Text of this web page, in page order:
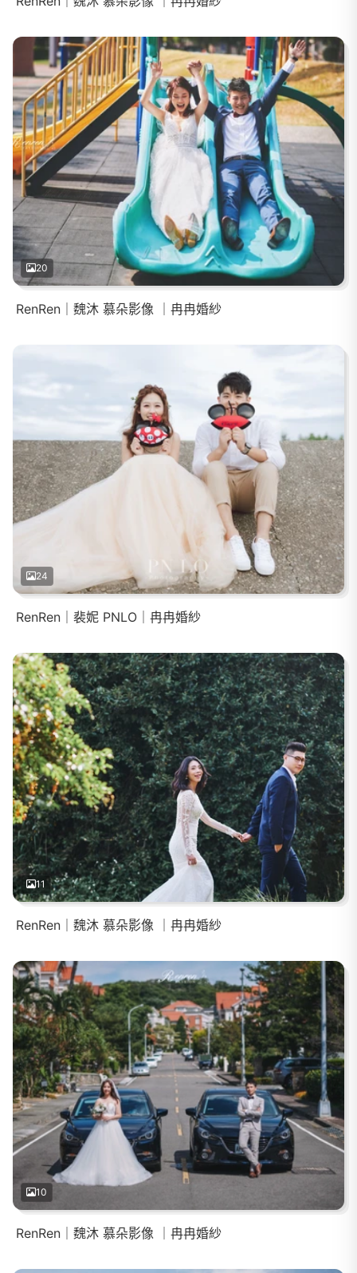
20
RenRen｜魏沐 慕朵影像 ｜冉冉婚紗
24
RenRen｜裴妮 PNLO｜冉冉婚紗
11
RenRen｜魏沐 慕朵影像 ｜冉冉婚紗
10
RenRen｜魏沐 慕朵影像 ｜冉冉婚紗